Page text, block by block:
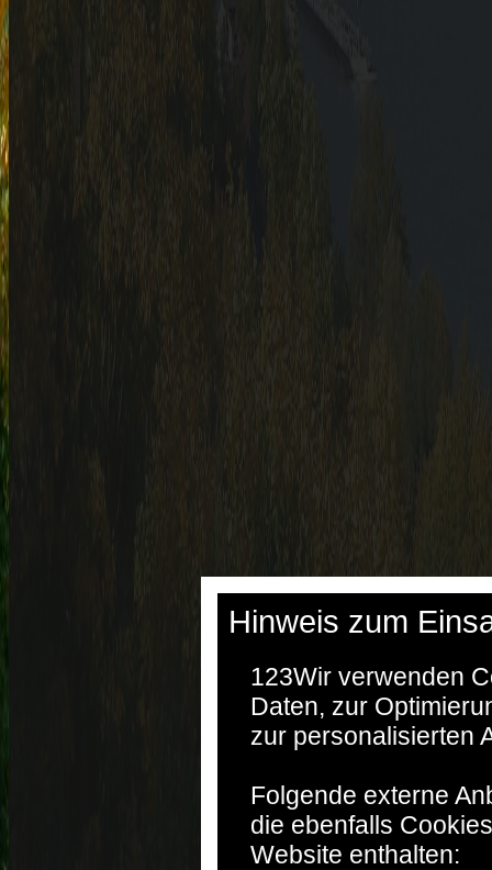
Hinweis zum
123Wir verwenden
Daten, zur
zur personalisierten
Folgende externe
die ebenfalls
Website enthalten: